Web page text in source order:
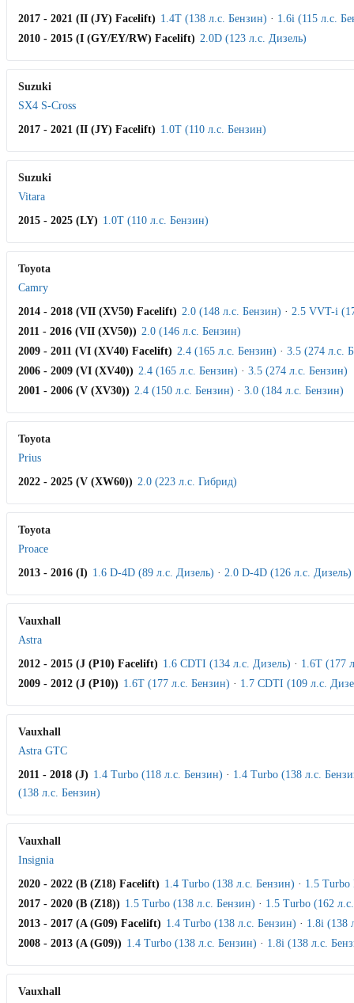
2017 - 2021 (II (JY) Facelift) 1.4T (138 л.с. Бензин) · 1.6i (115 л.с.
2010 - 2015 (I (GY/EY/RW) Facelift) 2.0D (123 л.с. Дизель)
Suzuki
SX4 S-Cross
2017 - 2021 (II (JY) Facelift) 1.0T (110 л.с. Бензин)
Suzuki
Vitara
2015 - 2025 (LY) 1.0T (110 л.с. Бензин)
Toyota
Camry
2014 - 2018 (VII (XV50) Facelift) 2.0 (148 л.с. Бензин) · 2.5 VVT-i
2011 - 2016 (VII (XV50)) 2.0 (146 л.с. Бензин)
2009 - 2011 (VI (XV40) Facelift) 2.4 (165 л.с. Бензин) · 3.5 (274 л.с.
2006 - 2009 (VI (XV40)) 2.4 (165 л.с. Бензин) · 3.5 (274 л.с. Бензин)
2001 - 2006 (V (XV30)) 2.4 (150 л.с. Бензин) · 3.0 (184 л.с. Бензин)
Toyota
Prius
2022 - 2025 (V (XW60)) 2.0 (223 л.с. Гибрид)
Toyota
Proace
2013 - 2016 (I) 1.6 D-4D (89 л.с. Дизель) · 2.0 D-4D (126 л.с. Дизель)
Vauxhall
Astra
2012 - 2015 (J (P10) Facelift) 1.6 CDTI (134 л.с. Дизель) · 1.6T (177
2009 - 2012 (J (P10)) 1.6T (177 л.с. Бензин) · 1.7 CDTI (109 л.с.
Vauxhall
Astra GTC
2011 - 2018 (J) 1.4 Turbo (118 л.с. Бензин) · 1.4 Turbo (138 л.с.
(138 л.с. Бензин)
Vauxhall
Insignia
2020 - 2022 (B (Z18) Facelift) 1.4 Turbo (138 л.с. Бензин) · 1.5 Turbo
2017 - 2020 (B (Z18)) 1.5 Turbo (138 л.с. Бензин) · 1.5 Turbo (162
2013 - 2017 (A (G09) Facelift) 1.4 Turbo (138 л.с. Бензин) · 1.8i (138
2008 - 2013 (A (G09)) 1.4 Turbo (138 л.с. Бензин) · 1.8i (138 л.с.
Vauxhall